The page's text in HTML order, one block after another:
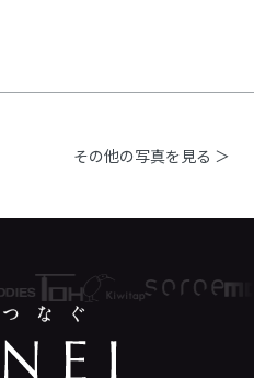
その他の写真を見る ＞